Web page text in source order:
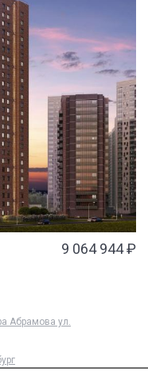
9 064 944 ₽
Абрамова ул.